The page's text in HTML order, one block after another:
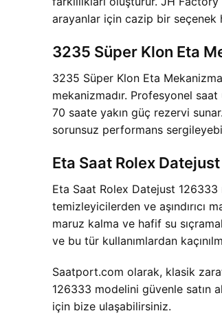
arayanlar için cazip bir seçenek
3235 Süper Klon Eta
3235 Süper Klon Eta
mekanizmadır. Profesyonel
70 saate yakın güç rezervi
sorunsuz performans
Eta Saat Rolex
Eta Saat Rolex Datejust
temizleyicilerden ve aşındırıcı
maruz kalma ve hafif su
ve bu tür kullanımlardan
Saatport.com olarak, klasik
126333 modelini güvenle satın
için bize ulaşabilirsiniz.